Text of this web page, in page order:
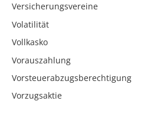
Versicherungsvereine
Volatilität
Vollkasko
Vorauszahlung
Vorsteuerabzugsberechtigung
Vorzugsaktie